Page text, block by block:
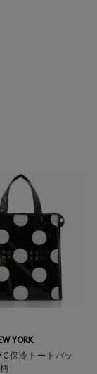
YORK
保冷トートバッ